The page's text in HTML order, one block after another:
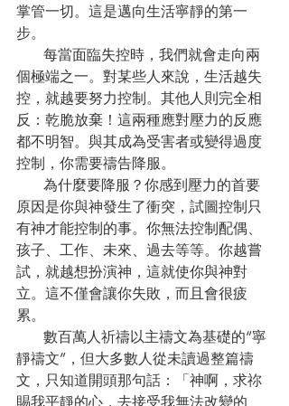
掌管一切。這是邁向生活寧靜的第一
步。
個極端之一。對某些人來說，生活越失
控，就越要努力控制。其他人則完全相
反：乾脆放棄！這兩種應對壓力的反應
都不明智。與其成為受害者或變得過度
控制，你需要禱告降服。
原因是你與神發生了衝突，試圖控制只
有神才能控制的事。你無法控制配偶、
孩子、工作、未來、過去等等。你越嘗
試，就越想扮演神，這就使你與神對
立。這不僅會讓你失敗，而且會很疲
累。
靜禱文”，但大多數人從未讀過整篇禱
文，只知道開頭那句話：「神啊，求祢
賜我平靜的心，去接受我無法改變的